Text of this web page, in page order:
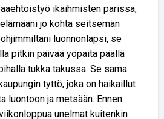
ikäihmisten parissa,
jo kohta seitsemän
luonnonlapsi, se
pitkin päivää yöpaita päällä
tukka takussa. Se sama
tyttö, joka on haikaillut
luontoon ja metsään. Ennen
unelmat kuitenkin